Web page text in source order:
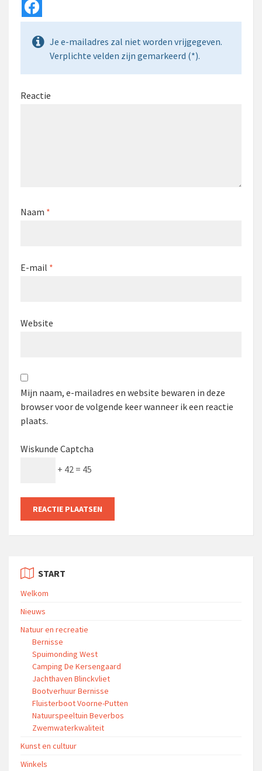
Je e-mailadres zal niet worden vrijgegeven.
Verplichte velden zijn gemarkeerd (*).
Reactie
Naam *
E-mail *
Website
Mijn naam, e-mailadres en website bewaren in deze
browser voor de volgende keer wanneer ik een reactie
plaats.
Wiskunde Captcha
+ 42 = 45
START
Welkom
Nieuws
Natuur en recreatie
Bernisse
Spuimonding West
Camping De Kersengaard
Jachthaven Blinckvliet
Bootverhuur Bernisse
Fluisterboot Voorne-Putten
Natuurspeeltuin Beverbos
Zwemwaterkwaliteit
Kunst en cultuur
Winkels